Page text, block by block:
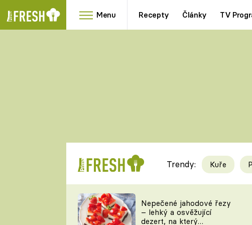
Menu Recepty Články TV
RYCHLOVKY
Videorecepty
TEĎ VAŘÍ ŠÉF!
Trendy: Kuře
Nepečené jahodové řezy
– lehký a osvěžující
dezert, na který